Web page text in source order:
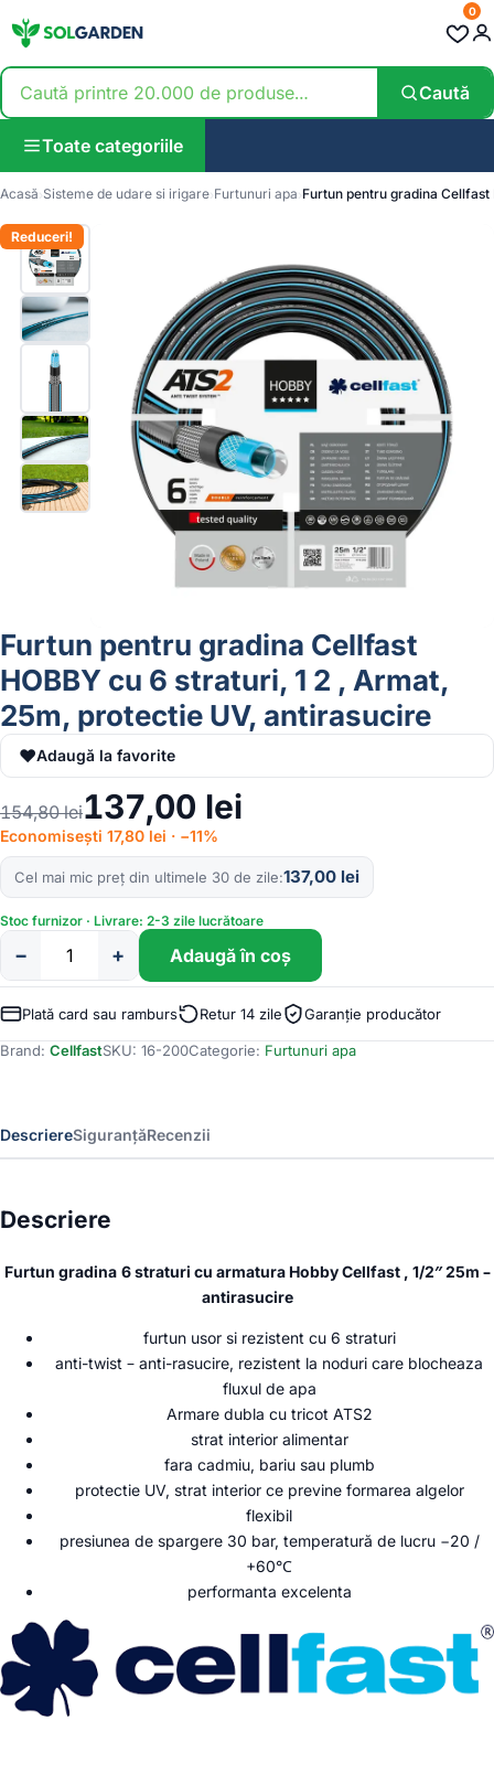
Caută
0
Toate categoriile
Acasă Sisteme de udare si irigare Furtunuri apa Furtun pentru gradina
Reduceri!
Furtun pentru gradina Cellfast
HOBBY cu 6 straturi, 1 2 , Armat,
25m, protectie UV, antirasucire
♥Adaugă la favorite
154,80lei137,00 lei
Economisești 17,80 lei · −11%
Cel mai mic preț din ultimele 30 de zile 137,00 lei
Stoc furnizor · Livrare: 2-3 zile lucrătoare
Cantitate
Furtun
pentru
Cellfast
straturi,
1
,
Armat,
protectie
− + Adaugă în coș
Plată card sau ramburs Retur 14 zile Garanție producător
Brand: CellfastSKU: 16-200Categorie: Furtunuri apa
DescriereSiguranțăRecenzii
Descriere
Furtun gradina 6 straturi cu armatura Hobby Cellfast , 1/2″ 25m –
antirasucire
furtun usor si rezistent cu 6 straturi
anti-twist – anti-rasucire, rezistent la noduri care blocheaza
fluxul de apa
Armare dubla cu tricot ATS2
strat interior alimentar
fara cadmiu, bariu sau plumb
protectie UV, strat interior ce previne formarea algelor
flexibil
presiunea de spargere 30 bar, temperatură de lucru −20 /
+60°С
performanta excelenta